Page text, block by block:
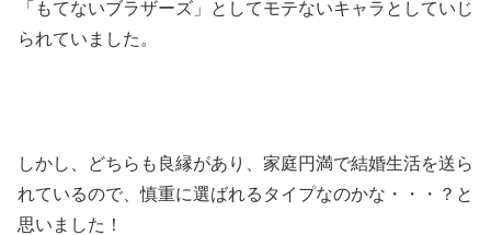
「もてないブラザーズ」としてモテないキャラとしていじ
られていました。
しかし、どちらも良縁があり、家庭円満で結婚生活を送ら
れているので、慎重に選ばれるタイプなのかな・・・？と
思いました！